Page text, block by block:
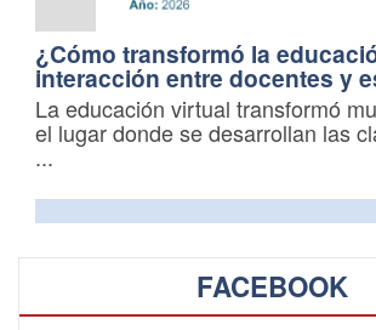
¿Cómo transformó la
interacción entre docentes y
La educación virtual transformó
el lugar donde se desarrollan las
...
FACEBOOK